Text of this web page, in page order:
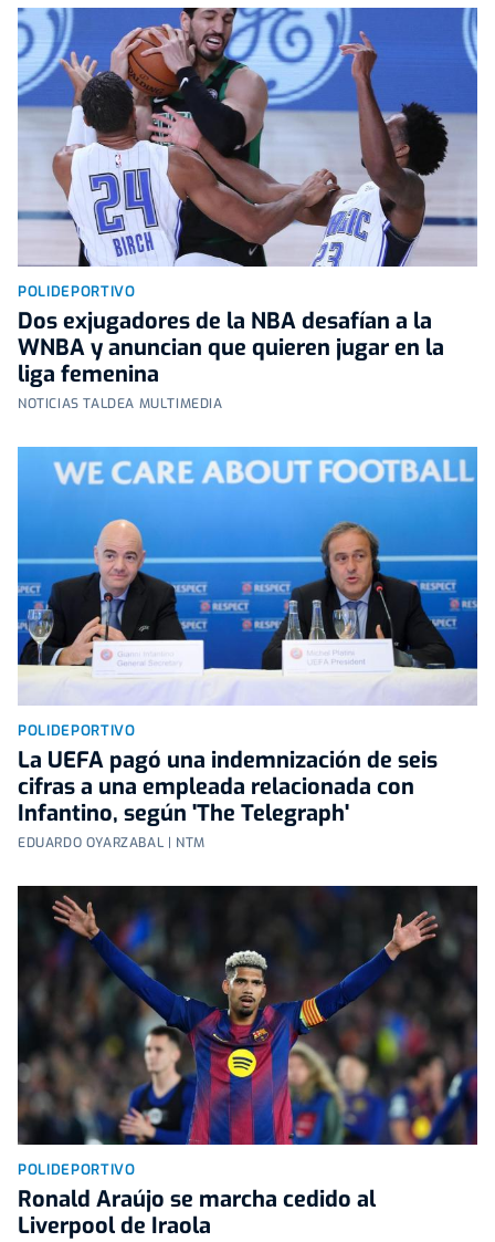
POLIDEPORTIVO
Dos exjugadores de la NBA desafían a la
WNBA y anuncian que quieren jugar en la
liga femenina
NOTICIAS TALDEA MULTIMEDIA
POLIDEPORTIVO
La UEFA pagó una indemnización de seis
cifras a una empleada relacionada con
Infantino, según 'The Telegraph'
EDUARDO OYARZABAL | NTM
POLIDEPORTIVO
Ronald Araújo se marcha cedido al
Liverpool de Iraola